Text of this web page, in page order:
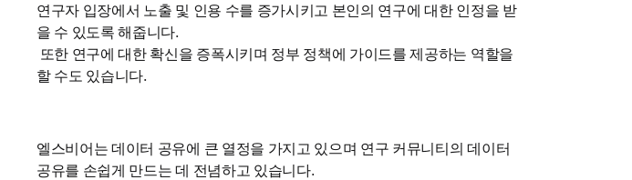
연구자 입장에서 노출 및 인용 수를 증가시키고 본인의 연구에 대한 인정을 받
을 수 있도록 해줍니다.
할 수도 있습니다.
엘스비어는 데이터 공유에 큰 열정을 가지고 있으며 연구 커뮤니티의 데이터
공유를 손쉽게 만드는 데 전념하고 있습니다.